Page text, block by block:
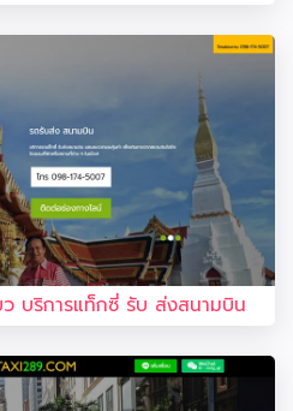
ว บริการแท็กซี่ รับ ส่งสนามบิน